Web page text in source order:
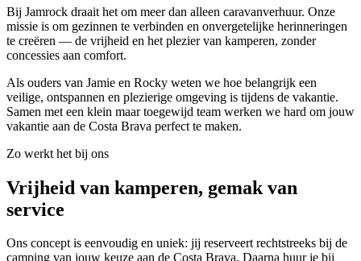
Bij Jamrock draait het om meer dan alleen caravanverhuur. Onze
missie is om gezinnen te verbinden en onvergetelijke herinneringen
te creëren — de vrijheid en het plezier van kamperen, zonder
concessies aan comfort.
Als ouders van Jamie en Rocky weten we hoe belangrijk een
veilige, ontspannen en plezierige omgeving is tijdens de vakantie.
Samen met een klein maar toegewijd team werken we hard om jouw
vakantie aan de Costa Brava perfect te maken.
Zo werkt het bij ons
Vrijheid van kamperen, gemak van
service
Ons concept is eenvoudig en uniek: jij reserveert rechtstreeks bij de
camping van jouw keuze aan de Costa Brava. Daarna huur je bij